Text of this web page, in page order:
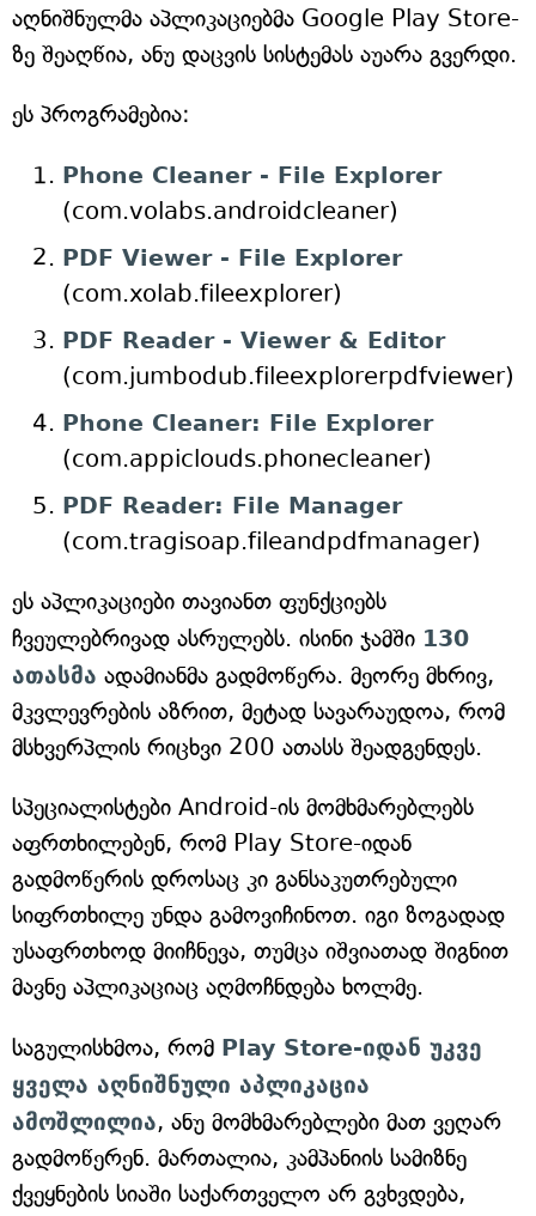
აღნიშნულმა აპლიკაციებმა Google Play Store-
ზე შეაღწია, ანუ დაცვის სისტემას აუარა გვერდი.
ეს პროგრამებია:
Phone Cleaner - File Explorer
(com.volabs.androidcleaner)
PDF Viewer - File Explorer
(com.xolab.fileexplorer)
PDF Reader - Viewer & Editor
(com.jumbodub.fileexplorerpdfviewer)
Phone Cleaner: File Explorer
(com.appiclouds.phonecleaner)
PDF Reader: File Manager
(com.tragisoap.fileandpdfmanager)
ეს აპლიკაციები თავიანთ ფუნქციებს
ჩვეულებრივად ასრულებს. ისინი ჯამში 130
ათასმა ადამიანმა გადმოწერა. მეორე მხრივ,
მკვლევრების აზრით, მეტად სავარაუდოა, რომ
მსხვერპლის რიცხვი 200 ათასს შეადგენდეს.
სპეციალისტები Android-ის მომხმარებლებს
აფრთხილებენ, რომ Play Store-იდან
გადმოწერის დროსაც კი განსაკუთრებული
სიფრთხილე უნდა გამოვიჩინოთ. იგი ზოგადად
უსაფრთხოდ მიიჩნევა, თუმცა იშვიათად შიგნით
მავნე აპლიკაციაც აღმოჩნდება ხოლმე.
საგულისხმოა, რომ Play Store-იდან უკვე
ყველა აღნიშნული აპლიკაცია
ამოშლილია, ანუ მომხმარებლები მათ ვეღარ
გადმოწერენ. მართალია, კამპანიის სამიზნე
ქვეყნების სიაში საქართველო არ გვხვდება,